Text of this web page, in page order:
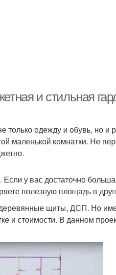
и стильная
только одежду и обувь, но и
маленькой комнатки. Не
у вас достаточно
полезную площадь в
деревянные щиты, ДСП. Но
и стоимости. В данном